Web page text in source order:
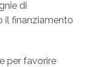
di
il finanziamento
per favorire